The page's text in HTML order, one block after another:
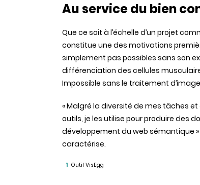
Au service du bien
Que ce soit à l’échelle d’un projet
constitue une des motivations
simplement pas possibles sans son
différenciation des cellules
Impossible sans le traitement
« Malgré la diversité de mes tâches
outils, je les utilise pour produire des
développement du web sémantique
caractérise.
1 Outil VisEgg